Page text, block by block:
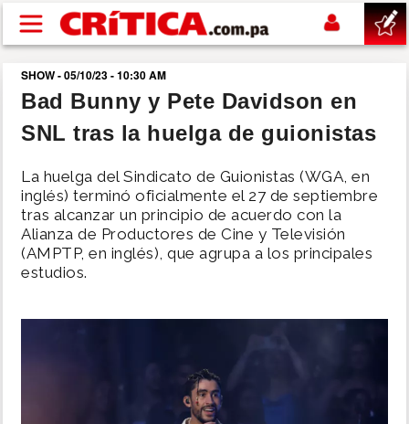
Pasar al contenido principal
buscar
SUCESOS
NACIONAL
POLÍTICA
SHOW - 05/10/23 - 10:30 AM
Bad Bunny y Pete Davidson en
SNL tras la huelga de guionistas
La huelga del Sindicato de Guionistas (WGA, en
inglés) terminó oficialmente el 27 de septiembre
tras alcanzar un principio de acuerdo con la
Alianza de Productores de Cine y Televisión
(AMPTP, en inglés), que agrupa a los principales
estudios.